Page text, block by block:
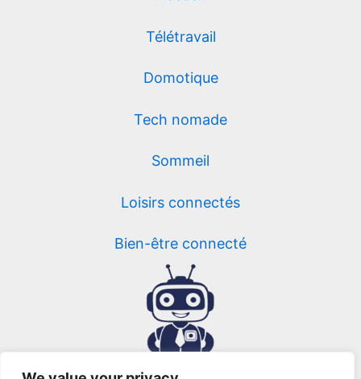
Télétravail
Domotique
Tech nomade
Sommeil
Loisirs connectés
Bien-être connecté